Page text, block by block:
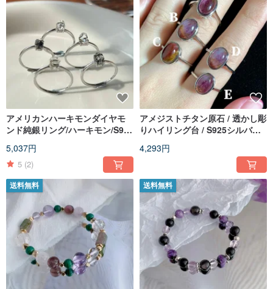
アメリカンハーキモンダイヤモ
ンド純銀リング/ハーキモン/S925
5,037円
5 (2)
アメジストチタン原石 / 透かし彫
りハイリング台 / S925シルバー /
4,293円
送料無料 送料無料